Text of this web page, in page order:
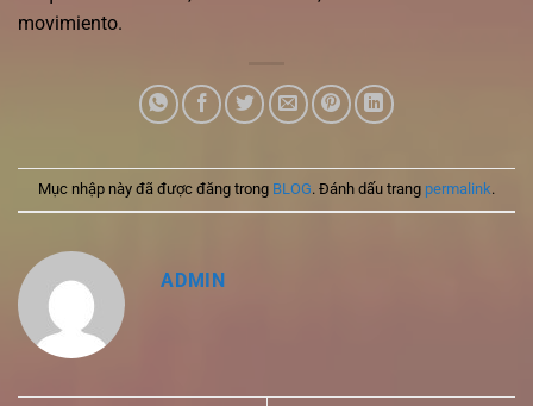
movimiento.
Mục nhập này đã được đăng trong BLOG. Đánh dấu trang permalink.
ADMIN